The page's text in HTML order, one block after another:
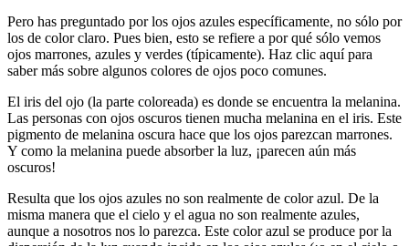
Pero has preguntado por los ojos azules específicamente, no sólo por
los de color claro. Pues bien, esto se refiere a por qué sólo vemos
ojos marrones, azules y verdes (típicamente). Haz clic aquí para
saber más sobre algunos colores de ojos poco comunes.
El iris del ojo (la parte coloreada) es donde se encuentra la melanina.
Las personas con ojos oscuros tienen mucha melanina en el iris. Este
pigmento de melanina oscura hace que los ojos parezcan marrones.
Y como la melanina puede absorber la luz, ¡parecen aún más
oscuros!
Resulta que los ojos azules no son realmente de color azul. De la
misma manera que el cielo y el agua no son realmente azules,
aunque a nosotros nos lo parezca. Este color azul se produce por la